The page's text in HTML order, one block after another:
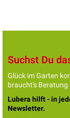
Suchst Du
Glück im Garten
braucht's
Lubera hilft - in
Newsletter.